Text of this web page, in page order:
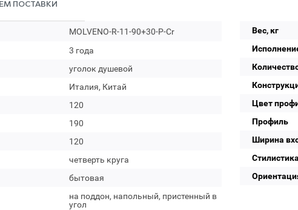
ПОСТАВКИ
MOLVENO-R-11-90+30-P-Cr
3 года
уголок душевой
Италия, Китай
120
190
120
четверть круга
бытовая
на поддон, напольный, пристенный в
угол
Вес, кг
Цвет
Профиль
Ширина